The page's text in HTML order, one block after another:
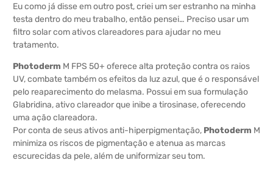
Eu como já disse em outro post, criei um ser estranho na minha
testa dentro do meu trabalho, então pensei… Preciso usar um
filtro solar com ativos clareadores para ajudar no meu
tratamento.
Photoderm M FPS 50+ oferece alta proteção contra os raios
UV, combate também os efeitos da luz azul, que é o responsável
pelo reaparecimento do melasma. Possui em sua formulação
Glabridina, ativo clareador que inibe a tirosinase, oferecendo
uma ação clareadora.
Por conta de seus ativos anti-hiperpigmentação, Photoderm M
minimiza os riscos de pigmentação e atenua as marcas
escurecidas da pele, além de uniformizar seu tom.